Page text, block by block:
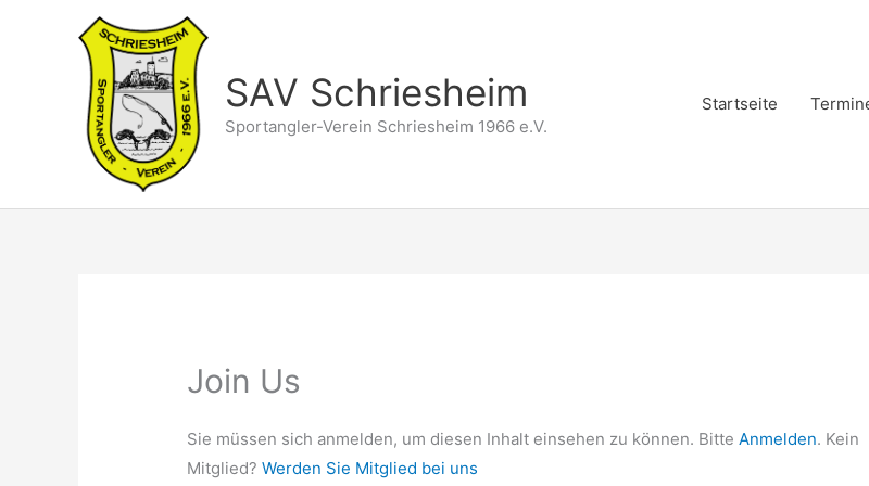
SAV Schriesheim
Sportangler-Verein Schriesheim 1966 e.V.
Startseite
Join Us
Sie müssen sich anmelden, um diesen Inhalt einsehen zu können. BitteAnmelden. Kein
Mitglied?Werden Sie Mitglied bei uns